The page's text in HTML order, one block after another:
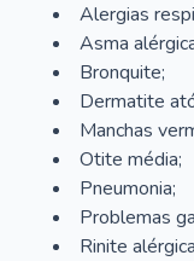
Alergias
Asma
Bronquite;
Dermatite
Manchas
Otite média;
Pneumonia;
Problemas
Rinite